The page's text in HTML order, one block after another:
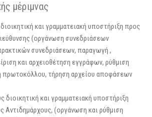
μέριμνας
και γραμματειακή υποστήριξη προς
(οργάνωση συνεδριάσεων
συνεδριάσεων, παραγωγή ,
και αρχειοθέτηση εγγράφων, ρύθμιση
πρωτοκόλλου, τήρηση αρχείου αποφάσεων
διοικητική και γραμματειακή υποστήριξη
(οργάνωση και ρύθμιση